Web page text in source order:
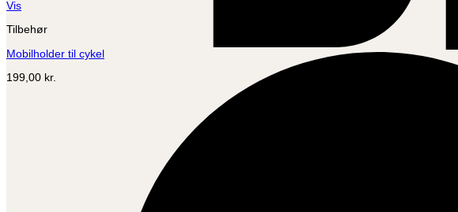
Vis
Tilbehør
Mobilholder til cykel
199,00 kr.